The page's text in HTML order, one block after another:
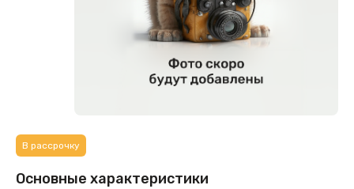
В рассрочку
Основные характеристики